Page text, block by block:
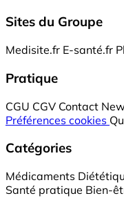
Sites du Groupe
Medisite.fr E-santé.fr
Pratique
CGU CGV Contact
Préférences cookies
Catégories
Médicaments
Santé pratique Bien-